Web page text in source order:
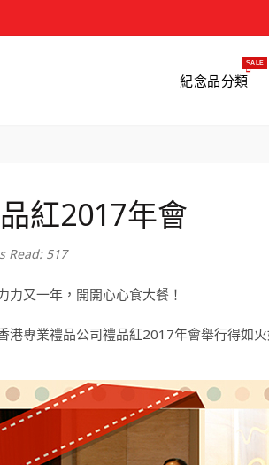
紀念品分類
SALE
紅2017年會
Read: 517
力又一年，開開心心食大餐！
港專業禮品公司禮品紅2017年會舉行得如